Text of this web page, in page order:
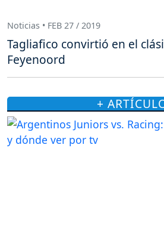
Noticias • FEB 27 / 2019
Tagliafico convirtió en el
Feyenoord
+